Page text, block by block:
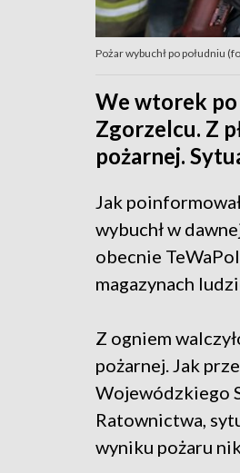
Pożar wybuchł po południu
We wtorek po
Zgorzelcu. Z
pożarnej.
Jak
wybuchł w
obecnie
magazynach
Z ogniem
pożarnej. Jak
Wojewódzkiego
Ratownictwa​,
wyniku pożaru